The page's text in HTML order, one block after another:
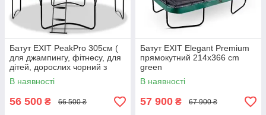
Батут EXIT PeakPro 305см (
для джампингу, фітнесу, для
дітей, дорослих чорний з
захисною сіткою
В наявності
56 500 ₴ 66 500 ₴
Батут EXIT Elegant Premium
прямокутний 214х366 cm
green
В наявності
57 900 ₴ 67 900 ₴